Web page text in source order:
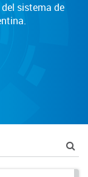
sistema de